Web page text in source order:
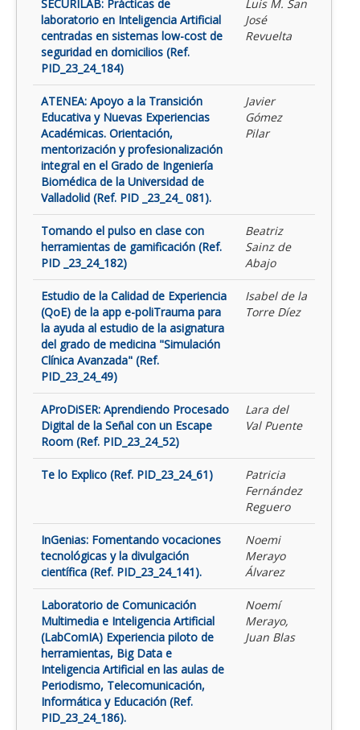
SECURILAB: Prácticas de
laboratorio en Inteligencia Artificial
centradas en sistemas low-cost de
seguridad en domicilios (Ref.
PID_23_24_184)
Luis M. San
José
Revuelta
ATENEA: Apoyo a la Transición
Educativa y Nuevas Experiencias
Académicas. Orientación,
mentorización y profesionalización
integral en el Grado de Ingeniería
Biomédica de la Universidad de
Valladolid (Ref. PID _23_24_ 081).
Javier
Gómez
Pilar
Tomando el pulso en clase con
herramientas de gamificación (Ref.
PID _23_24_182)
Beatriz
Sainz de
Abajo
Estudio de la Calidad de Experiencia
(QoE) de la app e-poliTrauma para
la ayuda al estudio de la asignatura
del grado de medicina "Simulación
Clínica Avanzada" (Ref.
PID_23_24_49)
Isabel de la
Torre Díez
AProDiSER: Aprendiendo Procesado
Digital de la Señal con un Escape
Room (Ref. PID_23_24_52)
Lara del
Val Puente
Te lo Explico (Ref. PID_23_24_61)
Patricia
Fernández
Reguero
InGenias: Fomentando vocaciones
tecnológicas y la divulgación
científica (Ref. PID_23_24_141).
Noemi
Merayo
Álvarez
Laboratorio de Comunicación
Multimedia e Inteligencia Artificial
(LabComIA) Experiencia piloto de
herramientas, Big Data e
Inteligencia Artificial en las aulas de
Periodismo, Telecomunicación,
Informática y Educación (Ref.
PID_23_24_186).
Noemí
Merayo,
Juan Blas